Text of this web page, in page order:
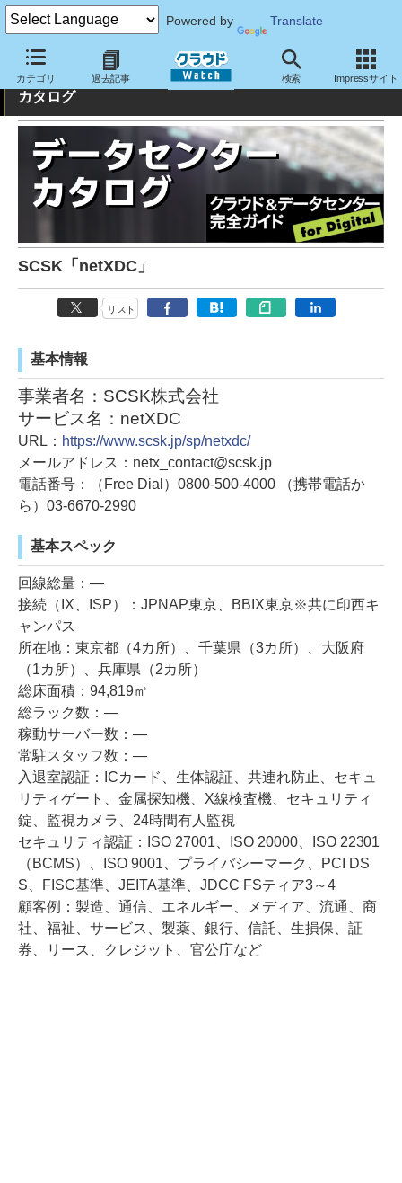
Powered by Translate
カテゴリ 過去記事 検索 Impressサイト
クラウド&データセンター完全ガイド：データセンター
カタログ
SCSK「netXDC」
リスト
基本情報
事業者名：SCSK株式会社
サービス名：netXDC
URL： https://www.scsk.jp/sp/netxdc/
メールアドレス：netx_contact@scsk.jp
電話番号：（Free Dial）0800-500-4000 （携帯電話か
ら）03-6670-2990
基本スペック
回線総量：―
接続（IX、ISP）：JPNAP東京、BBIX東京※共に印西キ
ャンパス
所在地：東京都（4カ所）、千葉県（3カ所）、大阪府
（1カ所）、兵庫県（2カ所）
総床面積：94,819㎡
総ラック数：―
稼動サーバー数：―
常駐スタッフ数：―
入退室認証：ICカード、生体認証、共連れ防止、セキュ
リティゲート、金属探知機、X線検査機、セキュリティ
錠、監視カメラ、24時間有人監視
セキュリティ認証：ISO 27001、ISO 20000、ISO 22301
（BCMS）、ISO 9001、プライバシーマーク、PCI DS
S、FISC基準、JEITA基準、JDCC FSティア3～4
顧客例：製造、通信、エネルギー、メディア、流通、商
社、福祉、サービス、製薬、銀行、信託、生損保、証
券、リース、クレジット、官公庁など